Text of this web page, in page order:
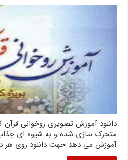
دانلود آموزش تصویری روخوانی
متحرک سازی شده و به شیوه ای
آموزش می دهد جهت دانلود روی هر